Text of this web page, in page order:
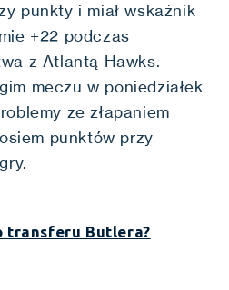
punkty i miał wskaźnik
+22 podczas
z Atlantą Hawks.
meczu w poniedziałek
ze złapaniem
punktów przy
transferu Butlera?